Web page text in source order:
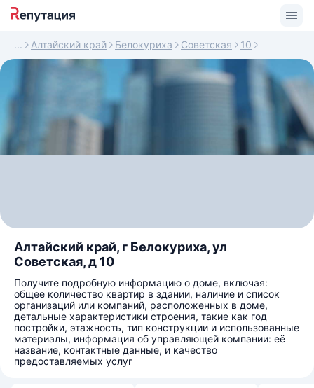
Алтайский край Белокуриха Советская 10
Алтайский край, г Белокуриха, ул
Советская, д 10
Получите подробную информацию о доме, включая:
общее количество квартир в здании, наличие и список
организаций или компаний, расположенных в доме,
детальные характеристики строения, такие как год
постройки, этажность, тип конструкции и использованные
материалы, информация об управляющей компании: её
название, контактные данные, и качество
предоставляемых услуг